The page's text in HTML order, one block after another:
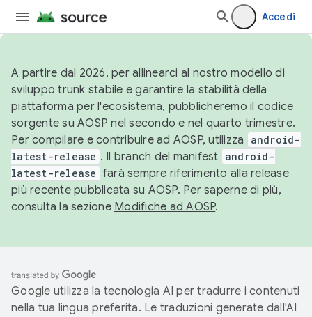
Accedi
A partire dal 2026, per allinearci al nostro modello di
sviluppo trunk stabile e garantire la stabilità della
piattaforma per l'ecosistema, pubblicheremo il codice
sorgente su AOSP nel secondo e nel quarto trimestre.
Per compilare e contribuire ad AOSP, utilizza
android-
latest-release . Il branch del manifest android-
latest-release farà sempre riferimento alla release
più recente pubblicata su AOSP. Per saperne di più,
consulta la sezione Modifiche ad AOSP.
Google utilizza la tecnologia AI per tradurre i contenuti
nella tua lingua preferita. Le traduzioni generate dall'AI